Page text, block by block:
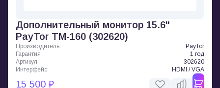
Дополнительный монитор 15.6"
PayTor TM-160 (302620)
Производитель
PayTor
Гарантия
1 год
Артикул
302620
Интерфейс
HDMI / VGA
15 500 ₽